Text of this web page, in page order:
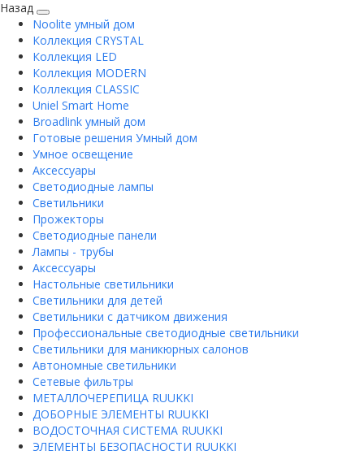
Назад
Noolite умный дом
Коллекция CRYSTAL
Коллекция LED
Коллекция MODERN
Коллекция CLASSIC
Uniel Smart Home
Broadlink умный дом
Готовые решения Умный дом
Умное освещение
Аксессуары
Светодиодные лампы
Светильники
Прожекторы
Светодиодные панели
Лампы - трубы
Аксессуары
Настольные светильники
Светильники для детей
Светильники с датчиком движения
Профессиональные светодиодные светильники
Светильники для маникюрных салонов
Автономные светильники
Сетевые фильтры
МЕТАЛЛОЧЕРЕПИЦА RUUKKI
ДОБОРНЫЕ ЭЛЕМЕНТЫ RUUKKI
ВОДОСТОЧНАЯ СИСТЕМА RUUKKI
ЭЛЕМЕНТЫ БЕЗОПАСНОСТИ RUUKKI